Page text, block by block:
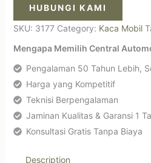
HUBUNGI KAMI
SKU: 3177 Category: Kaca Mobil
Mengapa Memilih Central
Pengalaman 50 Tahun Lebih,
Harga yang Kompetitif
Teknisi Berpengalaman
Jaminan Kualitas & Garansi 1
Konsultasi Gratis Tanpa Biaya
Description